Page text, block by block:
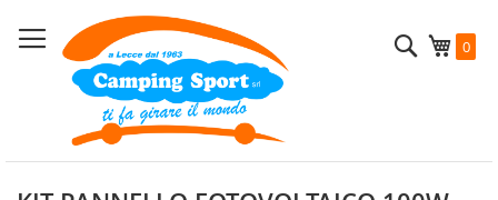
al
contenuto
0
Cerca